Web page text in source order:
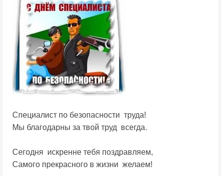
Специалист по безопасности труда!
Мы благодарны за твой труд всегда.
Сегодня искренне тебя поздравляем,
Самого прекрасного в жизни желаем!